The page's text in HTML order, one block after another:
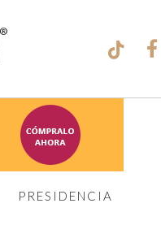
®
PRESIDENCIA